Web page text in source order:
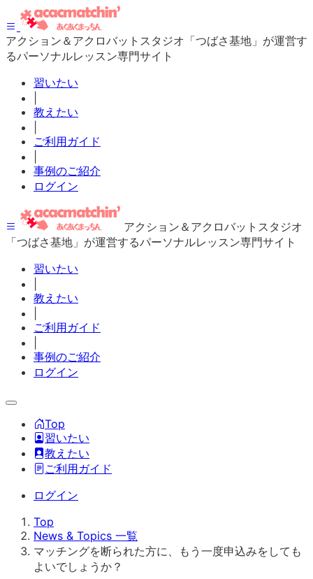
アクション＆アクロバットスタジオ「つばさ基地」が運営す
るパーソナルレッスン専門サイト
習いたい
教えたい
ご利用ガイド
事例のご紹介
ログイン
アクション＆アクロバットスタジオ
「つばさ基地」が運営するパーソナルレッスン専門サイト
習いたい
教えたい
ご利用ガイド
事例のご紹介
ログイン
Top
習いたい
教えたい
ご利用ガイド
ログイン
Top
News & Topics 一覧
マッチングを断られた方に、もう一度申込みをしても
よいでしょうか？